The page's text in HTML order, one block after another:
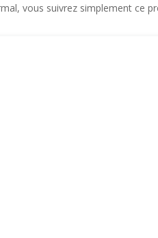
vous suivrez simplement ce